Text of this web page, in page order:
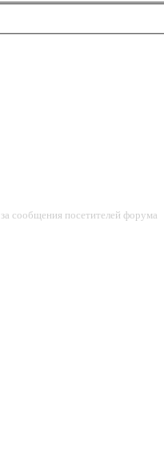
сообщения посетителей форума